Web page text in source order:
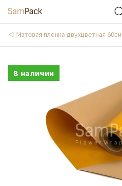
Матовая пленка двухцветная
В наличии